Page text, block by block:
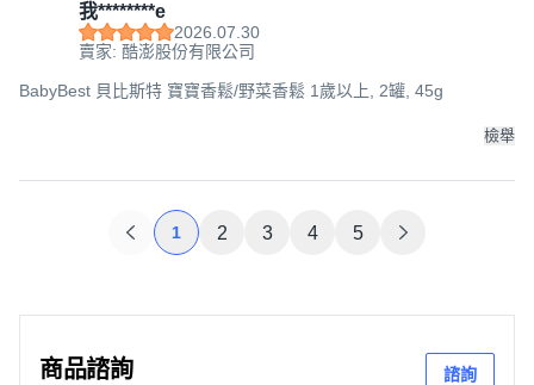
我********e
2026.07.30
賣家: 酷澎股份有限公司
BabyBest 貝比斯特 寶寶香鬆/野菜香鬆 1歲以上, 2罐, 45g
檢舉
1 2 3 4 5
商品諮詢 諮詢